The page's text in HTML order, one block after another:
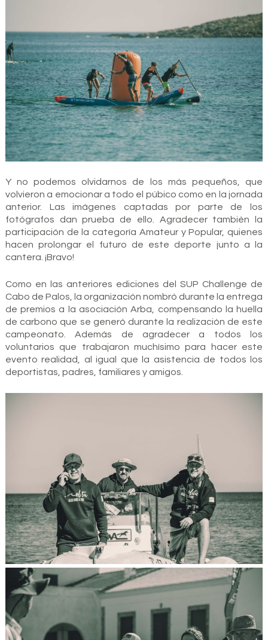
Y no podemos olvidarnos de los más pequeños, que
volvieron a emocionar a todo el púbico como en la jornada
anterior. Las imágenes captadas por parte de los
fotógrafos dan prueba de ello. Agradecer también la
participación de la categoría Amateur y Popular, quienes
hacen prolongar el futuro de este deporte junto a la
cantera. ¡Bravo!
Como en las anteriores ediciones del SUP Challenge de
Cabo de Palos, la organización nombró durante la entrega
de premios a la asociación Arba, compensando la huella
de carbono que se generó durante la realización de este
campeonato. Además de agradecer a todos los
voluntarios que trabajaron muchísimo para hacer este
evento realidad, al igual que la asistencia de todos los
deportistas, padres, familiares y amigos.